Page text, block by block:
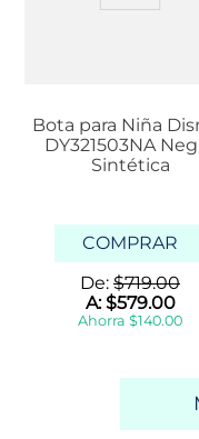
Bota para Niña
DY321503NA
Sintética
COMPRAR
De: $719.00
A:$579.00
Ahorra $140.00